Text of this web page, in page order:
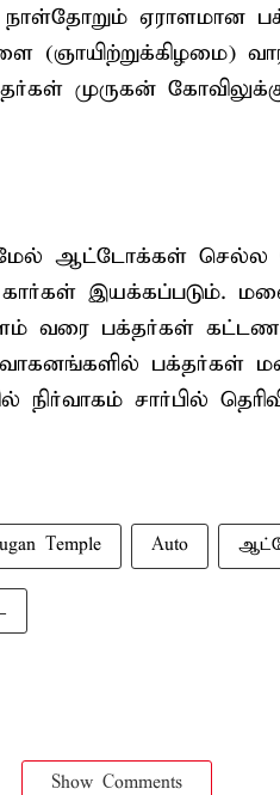
ஏராளமான
(ஞாயிற்றுக்கிழமை)
முருகன்
ஆட்டோக்கள் செல்ல
கார்கள் இயக்கப்படும்.
வரை பக்தர்கள்
பக்தர்கள்
சார்பில்
Temple Auto
Show Comments